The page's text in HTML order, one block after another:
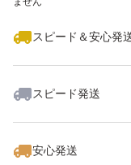
スピード＆安心発
スピード発送
安心発送